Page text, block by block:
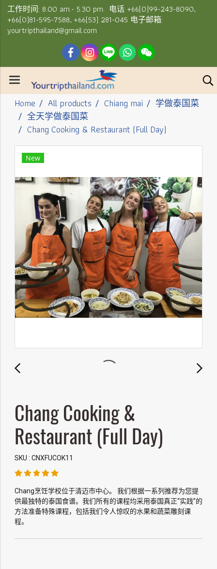
工作时间: 8.00 am.- 5.30 pm. 电话 +66(0)99-243-8090,
+66(0)81-595-7588, +66(53) 281-045 电子邮箱:
yourtripthailand@gmail.com
Home All products Chiang mai
学做泰国菜
全天学做泰国菜
Chang Cooking & Restaurant (Full Day)
New
Chang Cooking &
Restaurant (Full Day)
SKU : CNXFUCOK11
Chang烹饪学校位于清迈市中心。 我们根据一系列推荐为您提
供最独特的泰国食谱。我们所有的课程均采用泰国真正“实践”的
方法准备特殊课程，包括我们令人惊叹的水果和蔬菜雕刻课
程。